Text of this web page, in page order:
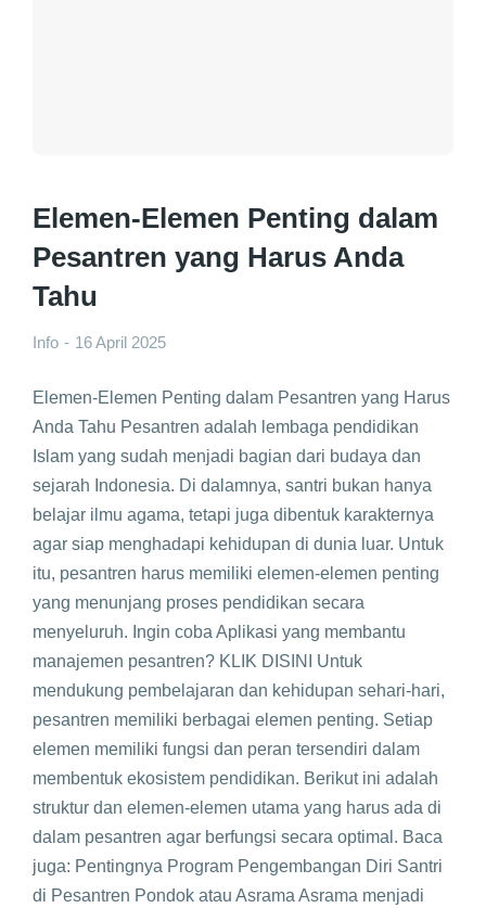
Elemen-Elemen Penting dalam
Pesantren yang Harus Anda
Tahu
Info 16 April 2025
Elemen-Elemen Penting dalam Pesantren yang Harus
Anda Tahu Pesantren adalah lembaga pendidikan
Islam yang sudah menjadi bagian dari budaya dan
sejarah Indonesia. Di dalamnya, santri bukan hanya
belajar ilmu agama, tetapi juga dibentuk karakternya
agar siap menghadapi kehidupan di dunia luar. Untuk
itu, pesantren harus memiliki elemen-elemen penting
yang menunjang proses pendidikan secara
menyeluruh. Ingin coba Aplikasi yang membantu
manajemen pesantren? KLIK DISINI Untuk
mendukung pembelajaran dan kehidupan sehari-hari,
pesantren memiliki berbagai elemen penting. Setiap
elemen memiliki fungsi dan peran tersendiri dalam
membentuk ekosistem pendidikan. Berikut ini adalah
struktur dan elemen-elemen utama yang harus ada di
dalam pesantren agar berfungsi secara optimal. Baca
juga: Pentingnya Program Pengembangan Diri Santri
di Pesantren Pondok atau Asrama Asrama menjadi